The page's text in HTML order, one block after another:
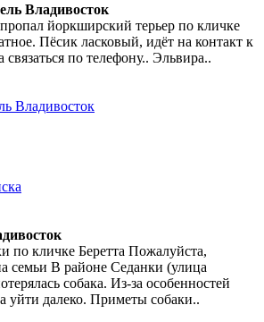
Владивосток
йоркширский терьер по кличке
Пёсик ласковый, идёт на контакт к
по телефону.. Эльвира..
Владивосток
по кличке Беретта Пожалуйста,
семьи В районе Седанки (улица
собака. Из-за особенностей
уйти далеко. Приметы собаки..